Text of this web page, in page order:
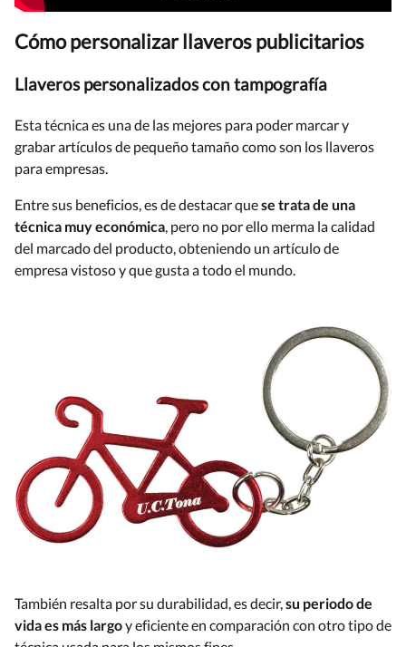
Cómo personalizar llaveros publicitarios
Llaveros personalizados con tampografía
Esta técnica es una de las mejores para poder marcar y
grabar artículos de pequeño tamaño como son los llaveros
para empresas.
Entre sus beneficios, es de destacar quese trata de una
técnica muy económica , pero no por ello merma la calidad
del marcado del producto, obteniendo un artículo de
empresa vistoso y que gusta a todo el mundo.
También resalta por su durabilidad, es decir, su periodo de
vida es más largoy eficiente en comparación con otro tipo de